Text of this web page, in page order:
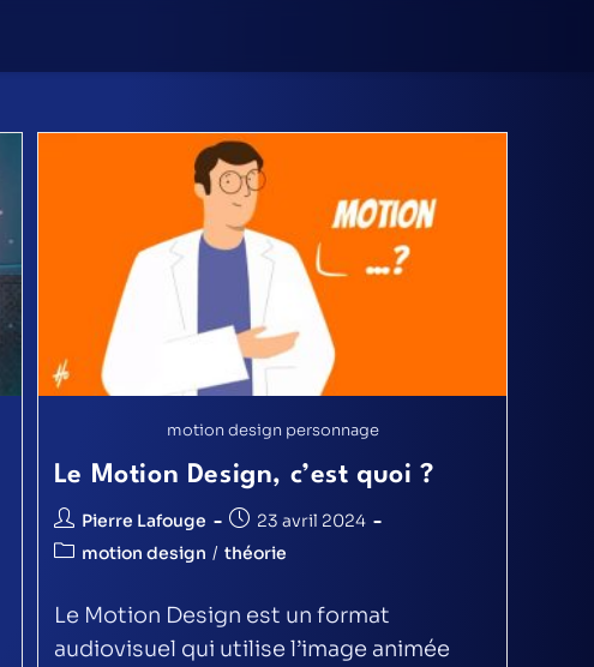
motion design personnage
Le Motion Design, c’est quoi ?
Pierre Lafouge
23 avril 2024
motion design / théorie
Le Motion Design est un format
audiovisuel qui utilise l’image animée